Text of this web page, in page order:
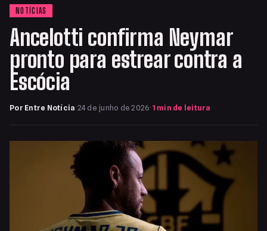
NOTÍCIAS
Ancelotti confirma Neymar
pronto para estrear contra a
Escócia
Por Entre Notícia·24 de junho de 2026· 1 min de leitura